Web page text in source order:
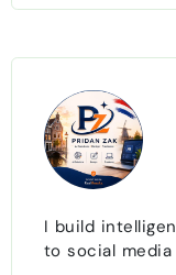
I build
to social